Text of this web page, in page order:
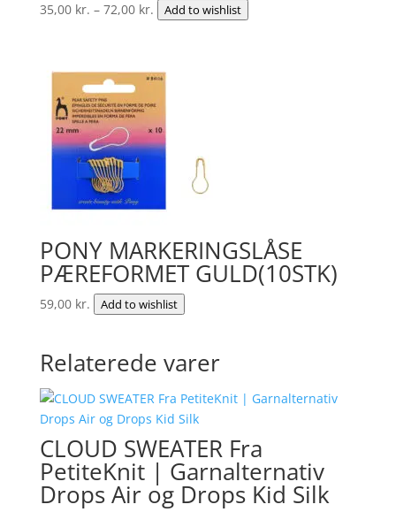
35,00 kr. – 72,00 kr. Prisinterval:
72,00 kr.
Add to wishlist
PONY MARKERINGSLÅSE
PÆREFORMET GULD(10STK)
59,00 kr. Add to wishlist
Relaterede varer
CLOUD SWEATER Fra
PetiteKnit | Garnalternativ
Drops Air og Drops Kid Silk